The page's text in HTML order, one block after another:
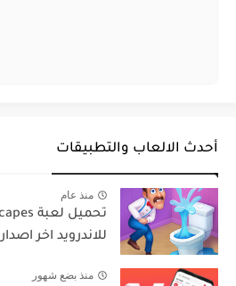
أحدث الالعاب والتطبيقات
منذ عام
للاندرويد اخر اصدار
منذ بضع شهور